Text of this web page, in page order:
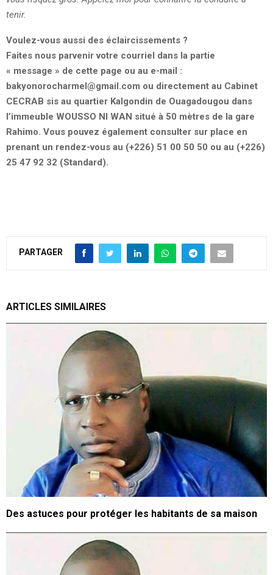
tenir.
Voulez-vous aussi des éclaircissements ?
Faites nous parvenir votre courriel dans la partie
« message » de cette page ou au e-mail :
bakyonorocharmel@gmail.com ou directement au Cabinet
CECRAB sis au quartier Kalgondin de Ouagadougou dans
l’immeuble WOUSSO NI WAN situé à 50 mètres de la gare
Rahimo. Vous pouvez également consulter sur place en
prenant un rendez-vous au (+226) 51 00 50 50 ou au (+226)
25 47 92 32 (Standard).
PARTAGER
ARTICLES SIMILAIRES
Des astuces pour protéger les habitants de sa maison